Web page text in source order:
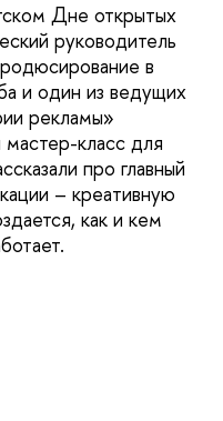
Дне открытых
руководитель
в
и один из ведущих
рекламы»
класс для
про главный
– креативную
как и кем